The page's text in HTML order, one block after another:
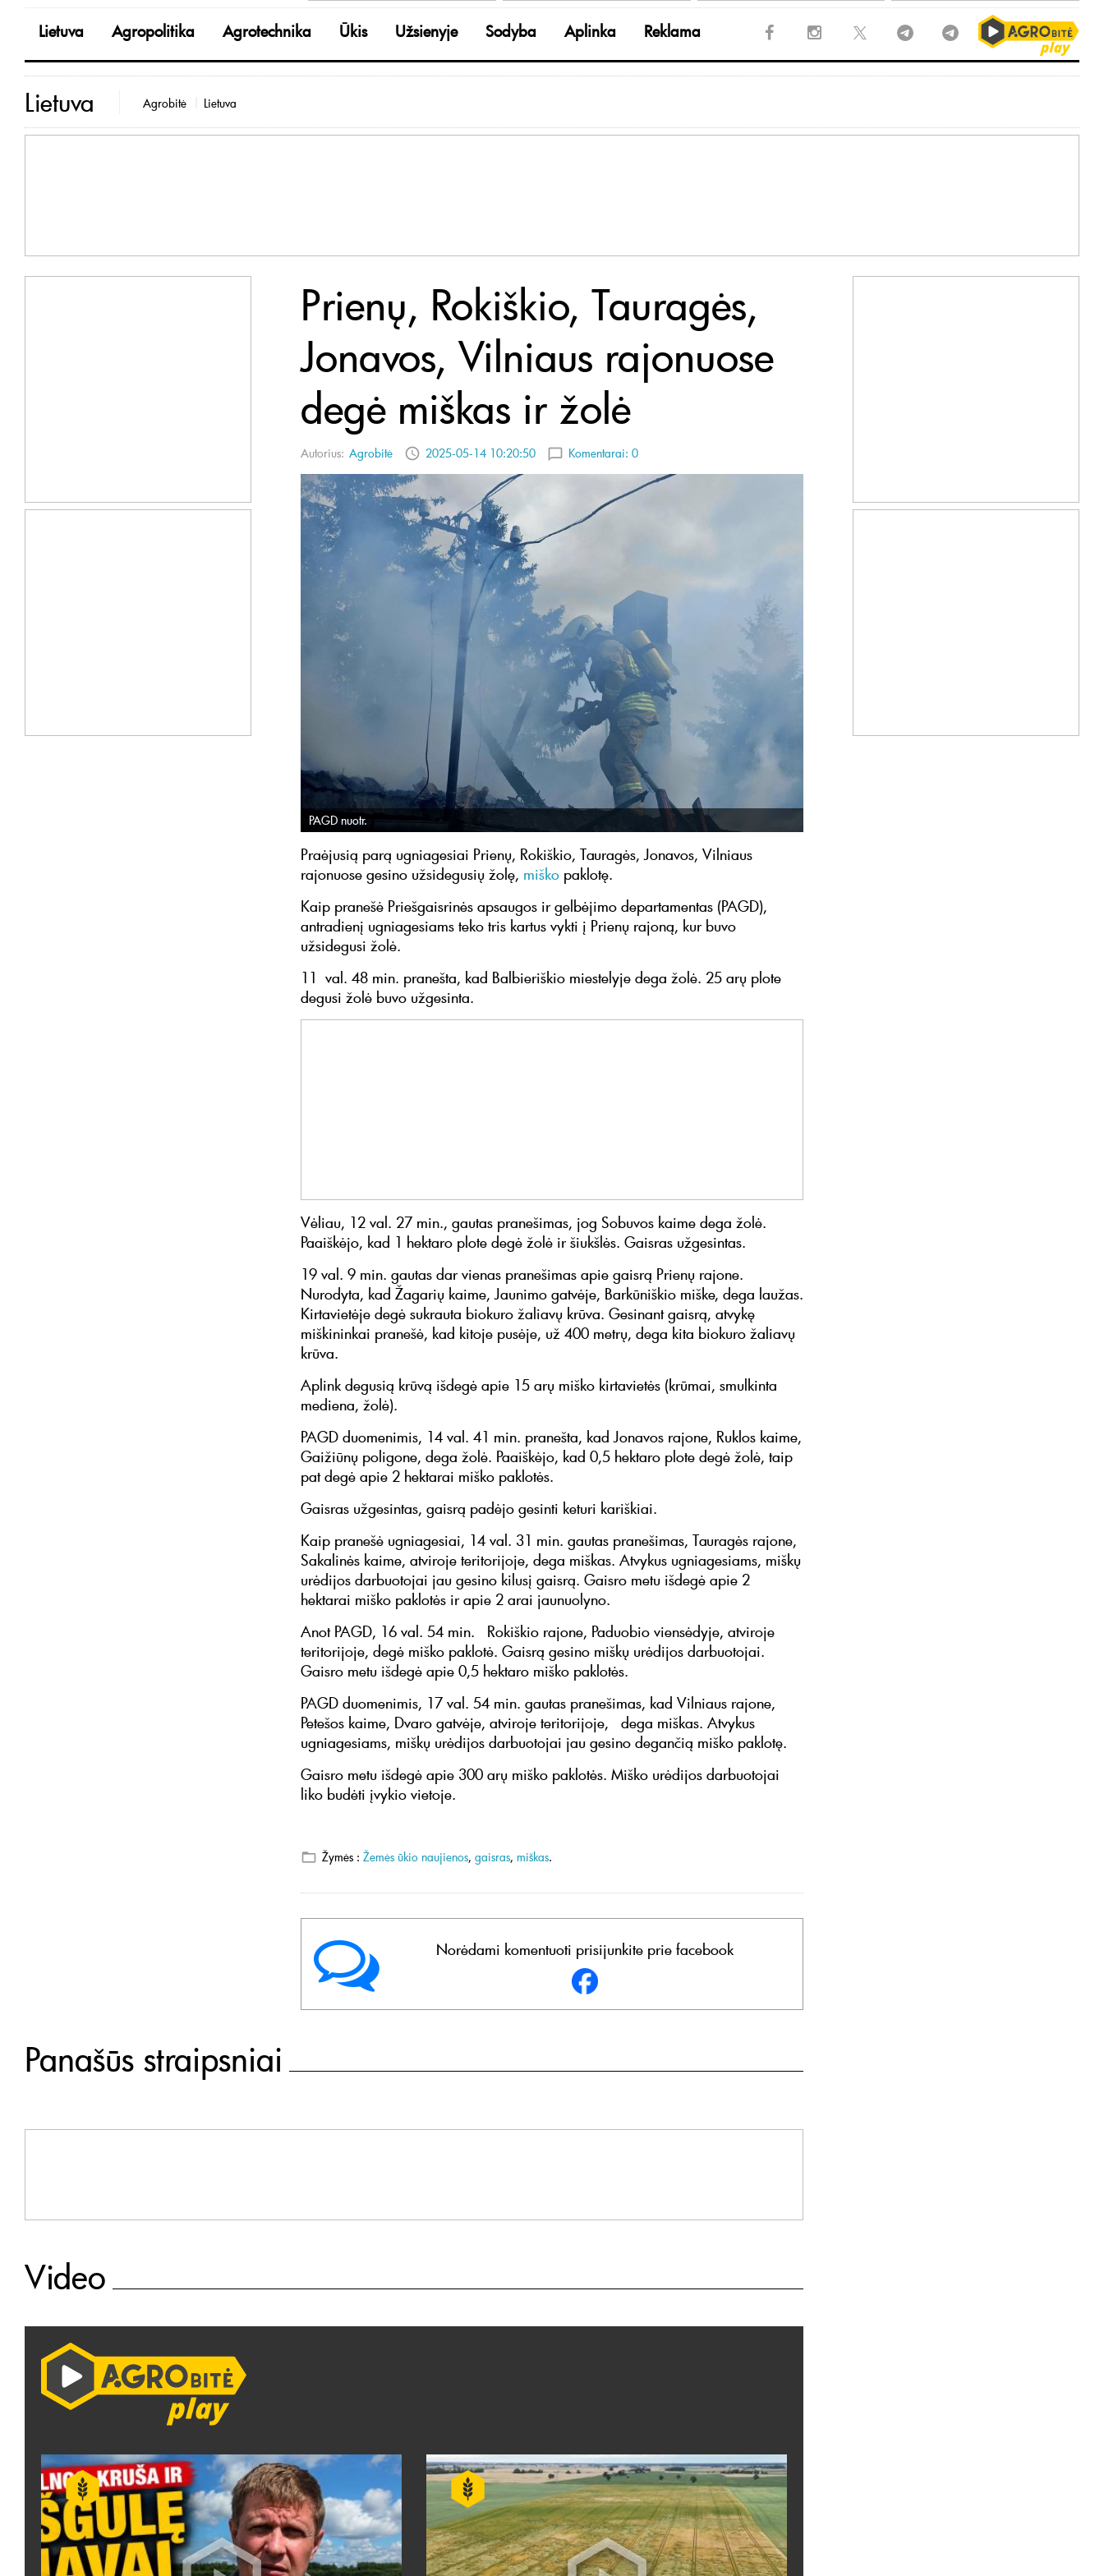
Lietuva Agropolitika Agrotechnika Ūkis Užsienyje Sodyba Aplinka Reklama
Lietuva Agrobitė Lietuva
Prienų, Rokiškio, Tauragės,
Jonavos, Vilniaus rajonuose
degė miškas ir žolė
Autorius: Agrobitė 2025-05-14 10:20:50 Komentarai: 0
PAGD nuotr.
Praėjusią parą ugniagesiai Prienų, Rokiškio, Tauragės, Jonavos, Vilniaus
rajonuose gesino užsidegusių žolę, miško paklotę.
Kaip pranešė Priešgaisrinės apsaugos ir gelbėjimo departamentas (PAGD),
antradienį ugniagesiams teko tris kartus vykti į Prienų rajoną, kur buvo
užsidegusi žolė.
11 val. 48 min. pranešta, kad Balbieriškio miestelyje dega žolė. 25 arų plote
degusi žolė buvo užgesinta.
Vėliau, 12 val. 27 min., gautas pranešimas, jog Sobuvos kaime dega žolė.
Paaiškėjo, kad 1 hektaro plote degė žolė ir šiukšlės. Gaisras užgesintas.
19 val. 9 min. gautas dar vienas pranešimas apie gaisrą Prienų rajone.
Nurodyta, kad Žagarių kaime, Jaunimo gatvėje, Barkūniškio miške, dega laužas.
Kirtavietėje degė sukrauta biokuro žaliavų krūva. Gesinant gaisrą, atvykę
miškininkai pranešė, kad kitoje pusėje, už 400 metrų, dega kita biokuro žaliavų
krūva.
Aplink degusią krūvą išdegė apie 15 arų miško kirtavietės (krūmai, smulkinta
mediena, žolė).
PAGD duomenimis, 14 val. 41 min. pranešta, kad Jonavos rajone, Ruklos kaime,
Gaižiūnų poligone, dega žolė. Paaiškėjo, kad 0,5 hektaro plote degė žolė, taip
pat degė apie 2 hektarai miško paklotės.
Gaisras užgesintas, gaisrą padėjo gesinti keturi kariškiai.
Kaip pranešė ugniagesiai, 14 val. 31 min. gautas pranešimas, Tauragės rajone,
Sakalinės kaime, atviroje teritorijoje, dega miškas. Atvykus ugniagesiams, miškų
urėdijos darbuotojai jau gesino kilusį gaisrą. Gaisro metu išdegė apie 2
hektarai miško paklotės ir apie 2 arai jaunuolyno.
Anot PAGD, 16 val. 54 min. Rokiškio rajone, Paduobio viensėdyje, atviroje
teritorijoje, degė miško paklotė. Gaisrą gesino miškų urėdijos darbuotojai.
Gaisro metu išdegė apie 0,5 hektaro miško paklotės.
PAGD duomenimis, 17 val. 54 min. gautas pranešimas, kad Vilniaus rajone,
Petešos kaime, Dvaro gatvėje, atviroje teritorijoje, dega miškas. Atvykus
ugniagesiams, miškų urėdijos darbuotojai jau gesino degančią miško paklotę.
Gaisro metu išdegė apie 300 arų miško paklotės. Miško urėdijos darbuotojai
liko budėti įvykio vietoje.
Žymės : Žemės ūkio naujienos, gaisras, miškas.
Norėdami komentuoti prisijunkite prie facebook
Panašūs straipsniai
Video